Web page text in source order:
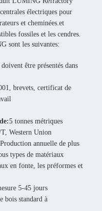
électriques pour
et cheminées.et
fossiles et les cendres.
sont les suivantes:
être présentés dans
brevets, certificat de
5 tonnes métriques
Western Union
Production annuelle de plus
types de matériaux
en fonte, les préformes et
5-45 jours
bois standard à